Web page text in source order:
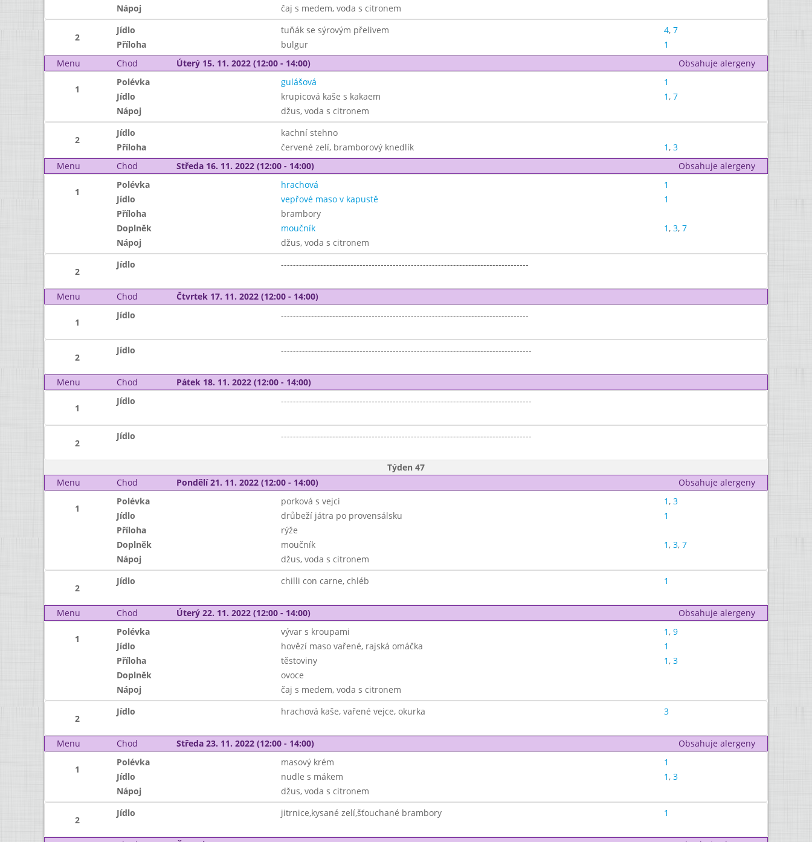
Nápoj
čaj s medem, voda s citronem
2
Jídlo tuňák se sýrovým přelivem 4, 7
Příloha
bulgur
1
Menu
Chod Úterý 15. 11. 2022 (12:00 - 14:00) Obsahuje alergeny
1
Polévka gulášová
1
Jídlo
krupicová kaše s kakaem 1, 7
Nápoj
džus, voda s citronem
2
Jídlo
kachní stehno
Příloha
červené zelí, bramborový knedlík 1, 3
Menu
Chod Středa 16. 11. 2022 (12:00 - 14:00) Obsahuje alergeny
1
Polévka hrachová
1
Jídlo
vepřové maso v kapustě
1
Příloha
brambory
Doplněk
moučník 1, 3, 7
Nápoj
džus, voda s citronem
2
Jídlo ----------------------------------------------------------------------------------
Menu Chod Čtvrtek 17. 11. 2022 (12:00 - 14:00)
1
Jídlo ----------------------------------------------------------------------------------
2
Jídlo -----------------------------------------------------------------------------------
Menu Chod Pátek 18. 11. 2022 (12:00 - 14:00)
1
Jídlo -----------------------------------------------------------------------------------
2
Jídlo -----------------------------------------------------------------------------------
Týden 47
Menu
Chod Pondělí 21. 11. 2022 (12:00 - 14:00) Obsahuje alergeny
1
Polévka porková s vejci 1, 3
Jídlo
drůbeží játra po provensálsku
1
Příloha
rýže
Doplněk
moučník 1, 3, 7
Nápoj
džus, voda s citronem
2
Jídlo chilli con carne, chléb 1
Menu Chod Úterý 22. 11. 2022 (12:00 - 14:00) Obsahuje alergeny
1
Polévka vývar s kroupami 1, 9
Jídlo
hovězí maso vařené, rajská omáčka
1
Příloha
těstoviny 1, 3
Doplněk
ovoce
Nápoj
čaj s medem, voda s citronem
2
Jídlo hrachová kaše, vařené vejce, okurka 3
Menu Chod Středa 23. 11. 2022 (12:00 - 14:00) Obsahuje alergeny
1
Polévka masový krém
1
Jídlo
nudle s mákem 1, 3
Nápoj
džus, voda s citronem
2
Jídlo jitrnice,kysané zelí,šťouchané brambory 1